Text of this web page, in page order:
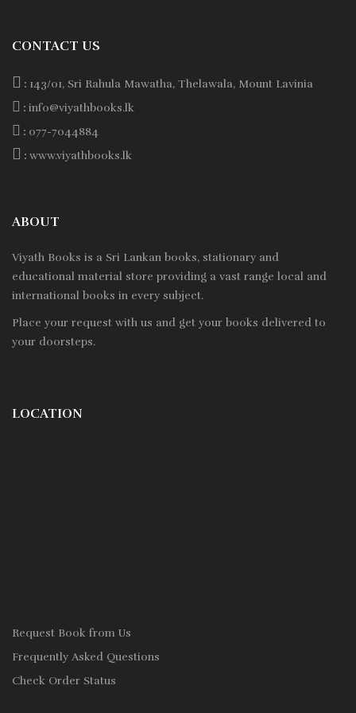
CONTACT US
: 143/01, Sri Rahula Mawatha, Thelawala, Mount Lavinia
: info@viyathbooks.lk
: 077-7044884
: www.viyathbooks.lk
ABOUT
Viyath Books is a Sri Lankan books, stationary and
educational material store providing a vast range local and
international books in every subject.
Place your request with us and get your books delivered to
your doorsteps.
LOCATION
Request Book from Us
Frequently Asked Questions
Check Order Status